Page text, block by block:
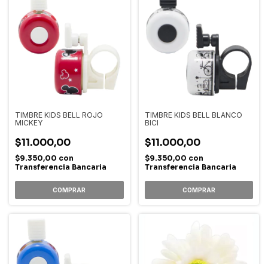
TIMBRE KIDS BELL ROJO
MICKEY
$11.000,00
$9.350,00 con
Transferencia Bancaria
TIMBRE KIDS BELL BLANCO
BICI
$11.000,00
$9.350,00 con
Transferencia Bancaria